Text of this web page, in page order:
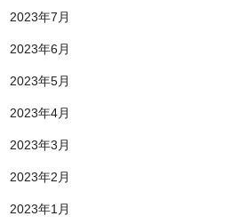
2023年7月
2023年6月
2023年5月
2023年4月
2023年3月
2023年2月
2023年1月